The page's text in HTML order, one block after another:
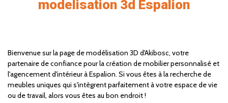
modelisation 3d Espalion
Bienvenue sur la page de modélisation 3D d'Akibosc, votre
partenaire de confiance pour la création de mobilier personnalisé et
l'agencement d'intérieur à Espalion. Si vous êtes à la recherche de
meubles uniques qui s'intègrent parfaitement à votre espace de vie
ou de travail, alors vous êtes au bon endroit !